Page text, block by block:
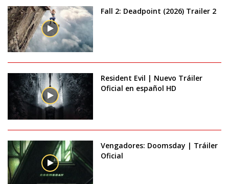
Fall 2: Deadpoint (2026) Trailer 2
Resident Evil | Nuevo Tráiler
Oficial en español HD
Vengadores: Doomsday | Tráiler
Oficial